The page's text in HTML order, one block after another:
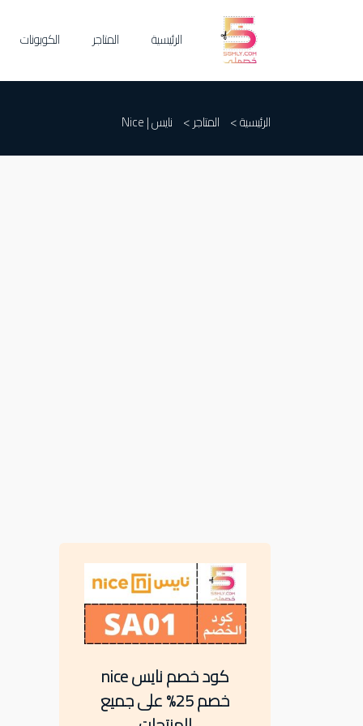
الرئيسية المتاجر الكوبونات
الرئيسية > المتاجر > نايس | Nice
كود خصم نايس nice
خصم 25% على جميع